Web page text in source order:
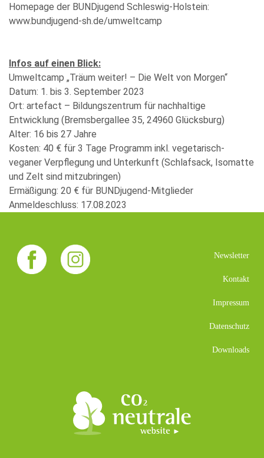
Homepage der BUNDjugend Schleswig-Holstein:
www.bundjugend-sh.de/umweltcamp
Infos auf einen Blick:
Umweltcamp „Träum weiter! – Die Welt von Morgen“
Datum: 1. bis 3. September 2023
Ort: artefact – Bildungszentrum für nachhaltige
Entwicklung (Bremsbergallee 35, 24960 Glücksburg)
Alter: 16 bis 27 Jahre
Kosten: 40 € für 3 Tage Programm inkl. vegetarisch-
veganer Verpflegung und Unterkunft (Schlafsack, Isomatte
und Zelt sind mitzubringen)
Ermäßigung: 20 € für BUNDjugend-Mitglieder
Anmeldeschluss: 17.08.2023
Newsletter
Kontakt
Impressum
Datenschutz
Downloads